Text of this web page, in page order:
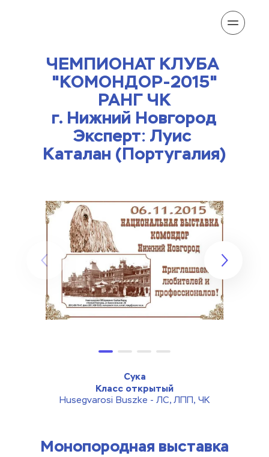
ЧЕМПИОНАТ КЛУБА
"КОМОНДОР-2015"
РАНГ ЧК
​г. Нижний Новгород
Эксперт: Луис
Каталан (Португалия)
Сука
Класс открытый
Husegvarosi Buszke - ЛС, ЛПП, ЧК
Монопородная выставка